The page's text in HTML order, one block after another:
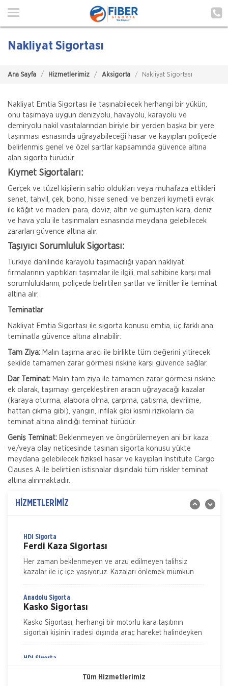
Ana Sayfa
Poliçe Hatırlat
İletişim
Müşteri Girişi
TEKLİF AL
Nakliyat Sigortası
Ana Sayfa Hizmetlerimiz Aksigorta Nakliyat Sigortası
Nakliyat Emtia Sigortası ile taşınabilecek herhangi bir yükün,
onu taşımaya uygun denizyolu, havayolu, karayolu ve
demiryolu nakil vasıtalarından biriyle bir yerden başka bir yere
taşınması esnasında uğrayabileceği hasar ve kayıpları poliçede
belirlenmiş genel ve özel şartlar kapsamında güvence altına
alan sigorta türüdür.
Kıymet Sigortaları:
Gerçek ve tüzel kişilerin sahip oldukları veya muhafaza ettikleri
senet, tahvil, çek, bono, hisse senedi ve benzeri kıymetli evrak
ile kâğıt ve madeni para, döviz, altın ve gümüşten kara, deniz
ve hava yolu ile taşınmaları esnasında meydana gelebilecek
zararları güvence altına alır.
Taşıyıcı Sorumluluk Sigortası:
Türkiye dahilinde karayolu taşımacılığı yapan nakliyat
firmalarının yaptıkları taşımalar ile ilgili, mal sahibine karşı mali
sorumluluklarını, poliçede belirtilen şartlar ve limitler ile teminat
altına alır.
Teminatlar
Nakliyat Emtia Sigortası ile sigorta konusu emtia, üç farklı ana
teminatla güvence altına alınabilir:
Tam Ziya: Malın taşıma aracı ile birlikte tüm değerini yitirecek
şekilde tamamen zarar görmesi riskine karşı güvence sağlar.
Dar Teminat: Malın tam ziya ile tamamen zarar görmesi riskine
ek olarak, taşımayı gerçekleştiren aracın uğrayacağı kazalar
(karaya oturma, alabora olma, çarpma, çatışma, devrilme,
hattan çıkma gibi), yangın, infilak gibi kısmi rizikoların da
teminat altına alındığı teminat türüdür.
Geniş Teminat: Beklenmeyen ve öngörülemeyen ani bir kaza
ve/veya olay neticesinde taşınan sigorta konusu yükte
meydana gelebilecek fiziksel hasar ve kayıpları Institute Cargo
Clauses A ile belirtilen istisnalar dışındaki tüm riskler teminat
altına alınmaktadır.
HİZMETLERİMİZ
Magdeburger Sigorta
Tamamlayıcı Sağlık Sigortası
Magdeburger Tamamlayıcı Sağlık Sigortası’nın ayrıcalıklı
teminat paket seçenekleriyle SGK ile anlaşmalı özel
hastanelerde muyane tetkik ve tedavi giderleriniz için
Magdeburger Sigorta
Trafik Sigortası
Zorunlu Trafik Sigortası, Türkiye sınırları içerisinde
HDI Sigorta
Ferdi Kaza Sigortası
Her zaman beklenmeyen ve arzu edilmeyen talihsiz
kazalar ile iç içe yaşıyoruz. Kazaları önlemek mümkün
ama ne kadar dikkat edersek edelim tamamen ortadan
Anadolu Sigorta
Kasko Sigortası
Kasko Sigortası, herhangi bir motorlu kara taşıtının
sigortalı kişinin iradesi dışında araç hareket halindeyken
ya da dururken hasara uğraması, çalınması, yanması ve
HDI Sigorta
Tüm Hizmetlerimiz
Nakliye Hasarı İçin Gerekli Bilgiler